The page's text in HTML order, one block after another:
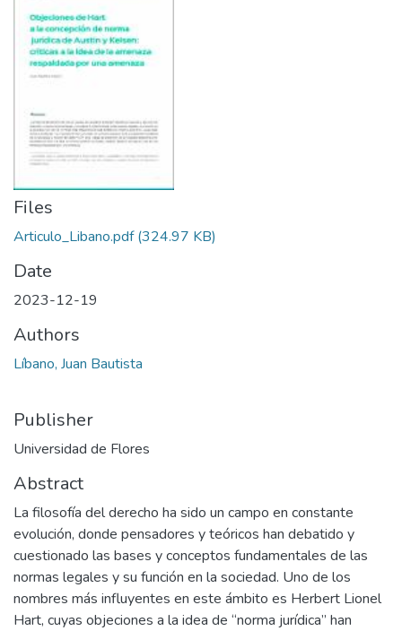
Files
Articulo_Libano.pdf(324.97 KB)
Date
2023-12-19
Authors
Líbano, Juan Bautista
Publisher
Universidad de Flores
Abstract
La filosofía del derecho ha sido un campo en constante
evolución, donde pensadores y teóricos han debatido y
cuestionado las bases y conceptos fundamentales de las
normas legales y su función en la sociedad. Uno de los
nombres más influyentes en este ámbito es Herbert Lionel
Hart, cuyas objeciones a la idea de “norma jurídica” han